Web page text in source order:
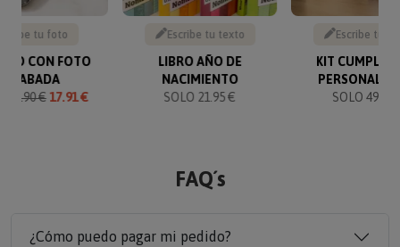
Sube tu foto
CON FOTO
GRABADA
19.90 €17.91 €
Escribe tu texto
LIBRO AÑO DE
NACIMIENTO
SOLO 21.95 €
Escribe tu
KIT
SOLO 49.90
FAQ´s
¿Cómo puedo pagar mi pedido?